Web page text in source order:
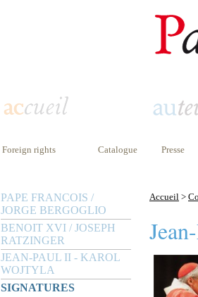
Foreign rights Catalogue Presse
PAPE FRANCOIS /
JORGE BERGOGLIO
BENOIT XVI / JOSEPH
RATZINGER
JEAN-PAUL II - KAROL
WOJTYLA
SIGNATURES
Accueil >